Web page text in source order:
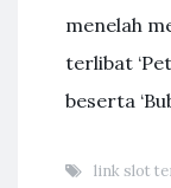
menelah
terlibat
beserta
link slot